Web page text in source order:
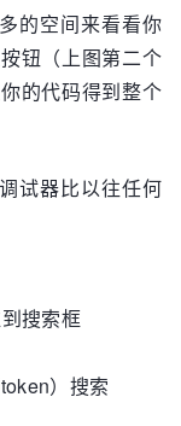
的空间来看看你
钮（上图第二个
的代码得到整个
试器比以往任何
到搜索框
）搜索